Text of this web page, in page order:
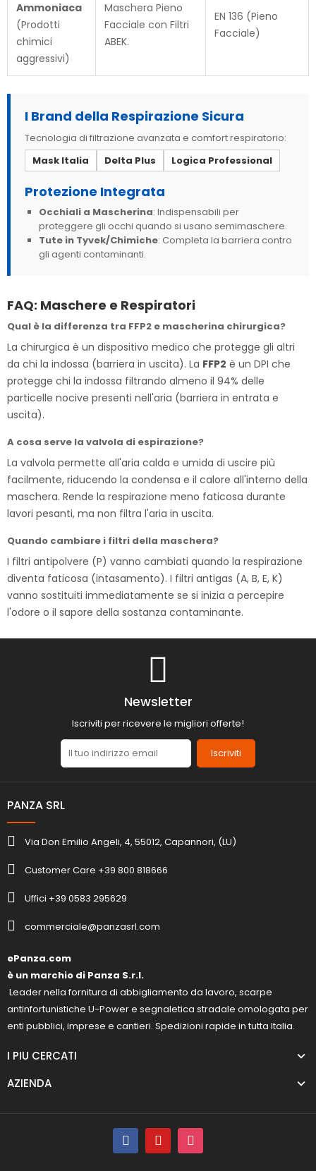
Ammoniaca
(Prodotti
chimici
aggressivi)
Maschera Pieno
Facciale con Filtri
ABEK.
EN 136 (Pieno
Facciale)
I Brand della Respirazione Sicura
Tecnologia di filtrazione avanzata e comfort respiratorio:
Mask Italia
Delta Plus Logica Professional
Protezione Integrata
Occhiali a Mascherina: Indispensabili per
proteggere gli occhi quando si usano semimaschere.
Tute in Tyvek/Chimiche: Completa la barriera contro
gli agenti contaminanti.
FAQ: Maschere e Respiratori
Qual è la differenza tra FFP2 e mascherina chirurgica?
La chirurgica è un dispositivo medico che protegge gli altri
da chi la indossa (barriera in uscita). La FFP2 è un DPI che
protegge chi la indossa filtrando almeno il 94% delle
particelle nocive presenti nell'aria (barriera in entrata e
uscita).
A cosa serve la valvola di espirazione?
La valvola permette all'aria calda e umida di uscire più
facilmente, riducendo la condensa e il calore all'interno della
maschera. Rende la respirazione meno faticosa durante
lavori pesanti, ma non filtra l'aria in uscita.
Quando cambiare i filtri della maschera?
I filtri antipolvere (P) vanno cambiati quando la respirazione
diventa faticosa (intasamento). I filtri antigas (A, B, E, K)
vanno sostituiti immediatamente se si inizia a percepire
l'odore o il sapore della sostanza contaminante.
Newsletter
Iscriviti per ricevere le migliori offerte!
Iscriviti
PANZA SRL
Via Don Emilio Angeli, 4, 55012, Capannori, (LU)
Customer Care +39 800 818666
Uffici +39 0583 295629
commerciale@panzasrl.com
ePanza.com
è un marchio di Panza S.r.l.
Leader nella fornitura di abbigliamento da lavoro, scarpe
antinfortunistiche U-Power e segnaletica stradale omologata per
enti pubblici, imprese e cantieri. Spedizioni rapide in tutta Italia.
I PIU CERCATI
AZIENDA